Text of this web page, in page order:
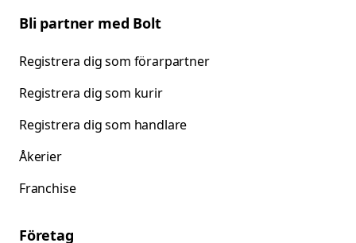
Bli partner med Bolt
Registrera dig som förarpartner
Registrera dig som kurir
Registrera dig som handlare
Åkerier
Franchise
Företag